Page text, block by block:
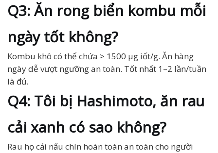
Q3: Ăn rong biển kombu mỗi
ngày tốt không?
Kombu khô có thể chứa > 1500 µg iốt/g. Ăn hàng
ngày dễ vượt ngưỡng an toàn. Tốt nhất 1–2 lần/tuần
là đủ.
Q4: Tôi bị Hashimoto, ăn rau
cải xanh có sao không?
Rau họ cải nấu chín hoàn toàn an toàn cho người